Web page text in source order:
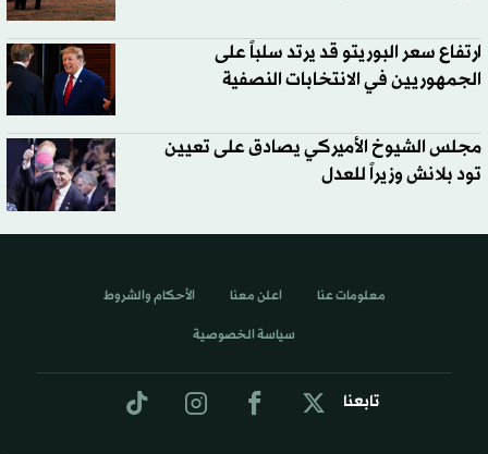
ارتفاع سعر البوريتو قد يرتد سلباً على
الجمهوريين في الانتخابات النصفية
مجلس الشيوخ الأميركي يصادق على تعيين
تود بلانش وزيراً للعدل
تابعنا
معلومات عنا اعلن معنا الأحكام والشروط
سياسة الخصوصية